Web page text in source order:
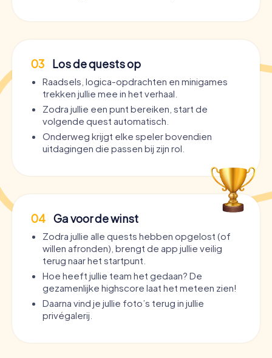
03 Los de quests op
Raadsels, logica-opdrachten en minigames
trekken jullie mee in het verhaal.
Zodra jullie een punt bereiken, start de
volgende quest automatisch.
Onderweg krijgt elke speler bovendien
uitdagingen die passen bij zijn rol.
04 Ga voor de winst
Zodra jullie alle quests hebben opgelost (of
willen afronden), brengt de app jullie veilig
terug naar het startpunt.
Hoe heeft jullie team het gedaan? De
gezamenlijke highscore laat het meteen zien!
Daarna vind je jullie foto’s terug in jullie
privégalerij.